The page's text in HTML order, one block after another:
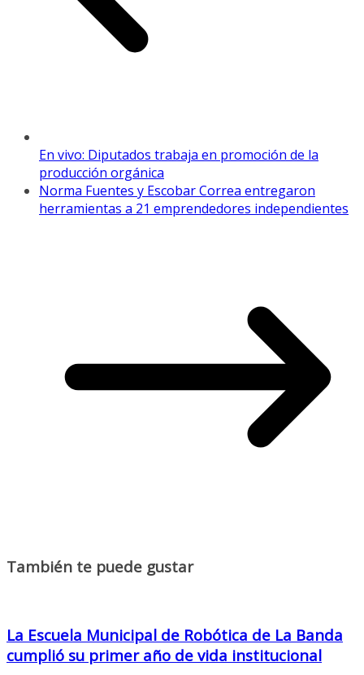
En vivo: Diputados trabaja en promoción de la
producción orgánica
Norma Fuentes y Escobar Correa entregaron
herramientas a 21 emprendedores independientes
También te puede gustar
La Escuela Municipal de Robótica de La Banda
cumplió su primer año de vida institucional